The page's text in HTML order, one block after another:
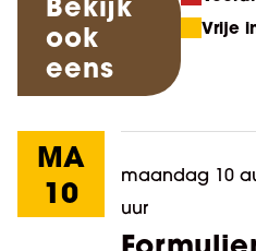
Bekijk
ook
eens
Vrije
MA
10
maandag 10
uur